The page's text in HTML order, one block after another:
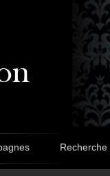
Recherche